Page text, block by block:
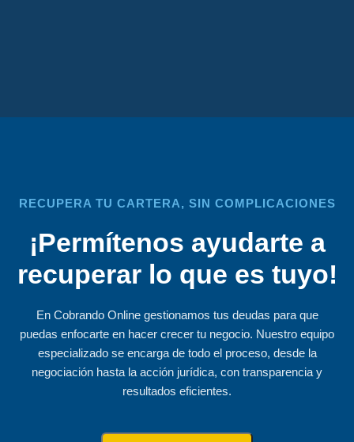
RECUPERA TU CARTERA, SIN COMPLICACIONES
¡Permítenos ayudarte a
recuperar lo que es tuyo!
En Cobrando Online gestionamos tus deudas para que
puedas enfocarte en hacer crecer tu negocio. Nuestro equipo
especializado se encarga de todo el proceso, desde la
negociación hasta la acción jurídica, con transparencia y
resultados eficientes.